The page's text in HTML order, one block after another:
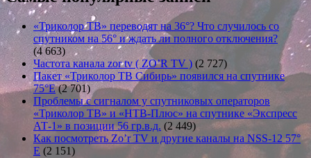
«Триколор ТВ» переводят на 36°? Что случилось со
спутником на 56° и ждать ли полного отключения?
(4 663)
Частота канала zor tv ( ZO’R TV ) (2 727)
Пакет «Триколор ТВ Сибирь» появился на спутнике
75°E (2 701)
Проблемы с сигналом у спутниковых операторов
«Триколор ТВ» и «НТВ-Плюс» на спутнике «Экспресс
АТ-1» в позиции 56 гр.в.д. (2 449)
Как посмотреть Zo’r TV и другие каналы на NSS-12 57°
E (2 151)